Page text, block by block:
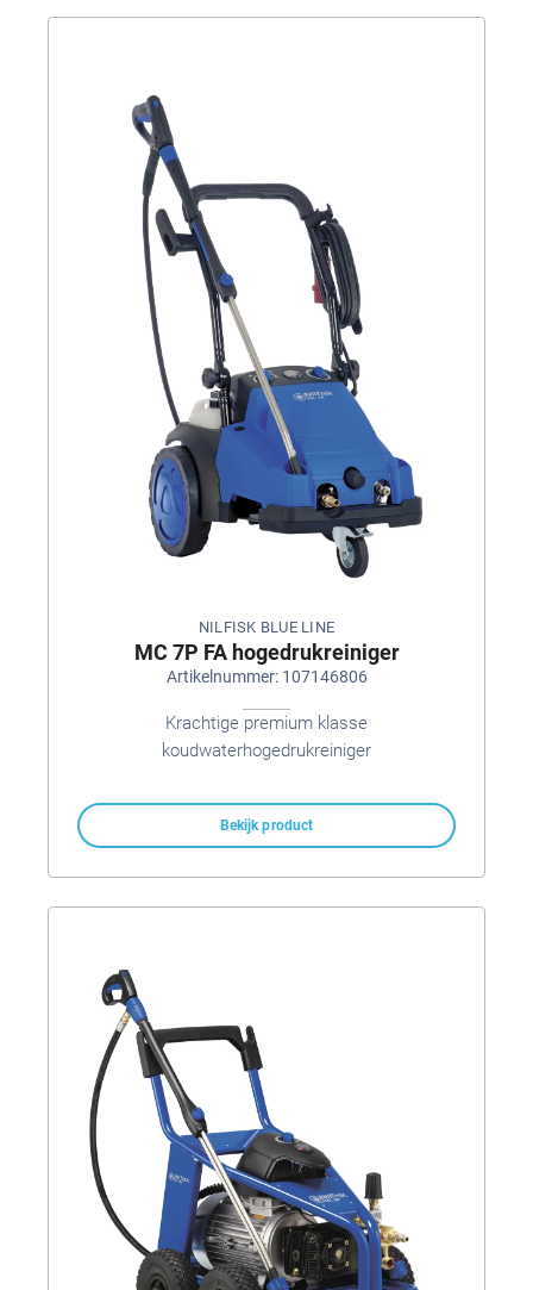
NILFISK BLUE LINE
MC 7P FA hogedrukreiniger
Artikelnummer: 107146806
Krachtige premium klasse
koudwaterhogedrukreiniger
Bekijk product